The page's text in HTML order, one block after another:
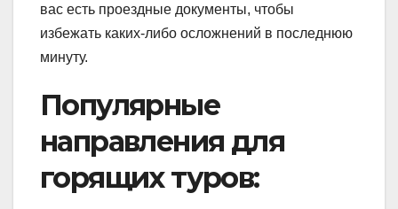
вас есть проездные документы, чтобы
избежать каких-либо осложнений в последнюю
минуту.
Популярные
направления для
горящих туров: